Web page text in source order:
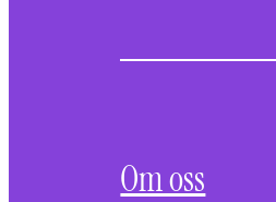
Om oss